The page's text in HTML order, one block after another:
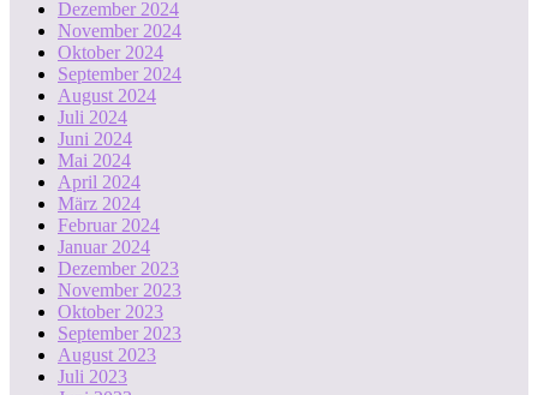
Dezember 2024
November 2024
Oktober 2024
September 2024
August 2024
Juli 2024
Juni 2024
Mai 2024
April 2024
März 2024
Februar 2024
Januar 2024
Dezember 2023
November 2023
Oktober 2023
September 2023
August 2023
Juli 2023